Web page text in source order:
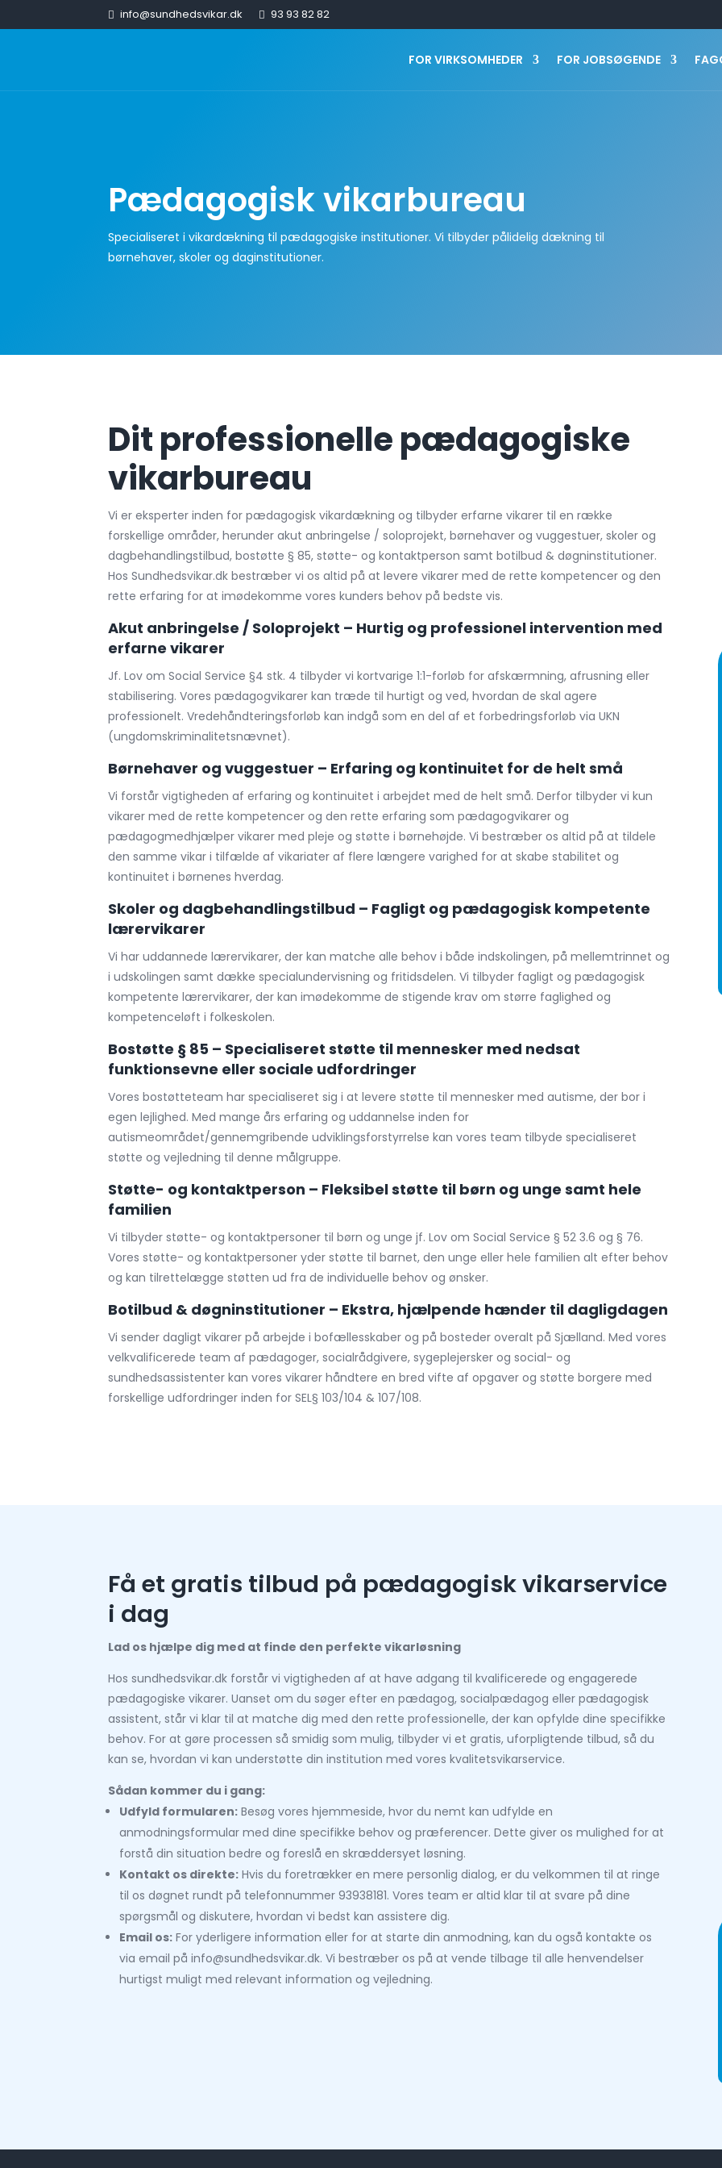
info@sundhedsvikar.dk 93 93 82 82
FOR VIRKSOMHEDER FOR JOBSØGENDE
Pædagogisk vikarbureau
Specialiseret i vikardækning til pædagogiske institutioner. Vi tilbyder pålidelig dækning til
børnehaver, skoler og daginstitutioner.
Dit professionelle pædagogiske
vikarbureau
Vi er eksperter inden for pædagogisk vikardækning og tilbyder erfarne vikarer til en række
forskellige områder, herunder akut anbringelse / soloprojekt, børnehaver og vuggestuer, skoler og
dagbehandlingstilbud, bostøtte § 85, støtte- og kontaktperson samt botilbud & døgninstitutioner.
Hos Sundhedsvikar.dk bestræber vi os altid på at levere vikarer med de rette kompetencer og den
rette erfaring for at imødekomme vores kunders behov på bedste vis.
Akut anbringelse / Soloprojekt – Hurtig og professionel intervention med
erfarne vikarer
Jf. Lov om Social Service §4 stk. 4 tilbyder vi kortvarige 1:1-forløb for afskærmning, afrusning eller
stabilisering. Vores pædagogvikarer kan træde til hurtigt og ved, hvordan de skal agere
professionelt. Vredehåndteringsforløb kan indgå som en del af et forbedringsforløb via UKN
(ungdomskriminalitetsnævnet).
Børnehaver og vuggestuer – Erfaring og kontinuitet for de helt små
Vi forstår vigtigheden af erfaring og kontinuitet i arbejdet med de helt små. Derfor tilbyder vi kun
vikarer med de rette kompetencer og den rette erfaring som pædagogvikarer og
pædagogmedhjælper vikarer med pleje og støtte i børnehøjde. Vi bestræber os altid på at tildele
den samme vikar i tilfælde af vikariater af flere længere varighed for at skabe stabilitet og
kontinuitet i børnenes hverdag.
Skoler og dagbehandlingstilbud – Fagligt og pædagogisk kompetente
lærervikarer
Vi har uddannede lærervikarer, der kan matche alle behov i både indskolingen, på mellemtrinnet og
i udskolingen samt dække specialundervisning og fritidsdelen. Vi tilbyder fagligt og pædagogisk
kompetente lærervikarer, der kan imødekomme de stigende krav om større faglighed og
kompetenceløft i folkeskolen.
Bostøtte § 85 – Specialiseret støtte til mennesker med nedsat
funktionsevne eller sociale udfordringer
Vores bostøtteteam har specialiseret sig i at levere støtte til mennesker med autisme, der bor i
egen lejlighed. Med mange års erfaring og uddannelse inden for
autismeområdet/gennemgribende udviklingsforstyrrelse kan vores team tilbyde specialiseret
støtte og vejledning til denne målgruppe.
Støtte- og kontaktperson – Fleksibel støtte til børn og unge samt hele
familien
Vi tilbyder støtte- og kontaktpersoner til børn og unge jf. Lov om Social Service § 52 3.6 og § 76.
Vores støtte- og kontaktpersoner yder støtte til barnet, den unge eller hele familien alt efter behov
og kan tilrettelægge støtten ud fra de individuelle behov og ønsker.
Botilbud & døgninstitutioner – Ekstra, hjælpende hænder til dagligdagen
Vi sender dagligt vikarer på arbejde i bofællesskaber og på bosteder overalt på Sjælland. Med vores
velkvalificerede team af pædagoger, socialrådgivere, sygeplejersker og social- og
sundhedsassistenter kan vores vikarer håndtere en bred vifte af opgaver og støtte borgere med
forskellige udfordringer inden for SEL§ 103/104 & 107/108.
Få et gratis tilbud på pædagogisk vikarservice
i dag
Lad os hjælpe dig med at finde den perfekte vikarløsning
Hos sundhedsvikar.dk forstår vi vigtigheden af at have adgang til kvalificerede og engagerede
pædagogiske vikarer. Uanset om du søger efter en pædagog, socialpædagog eller pædagogisk
assistent, står vi klar til at matche dig med den rette professionelle, der kan opfylde dine specifikke
behov. For at gøre processen så smidig som mulig, tilbyder vi et gratis, uforpligtende tilbud, så du
kan se, hvordan vi kan understøtte din institution med vores kvalitetsvikarservice.
Sådan kommer du i gang:
Udfyld formularen: Besøg vores hjemmeside, hvor du nemt kan udfylde en
anmodningsformular med dine specifikke behov og præferencer. Dette giver os mulighed for at
forstå din situation bedre og foreslå en skræddersyet løsning.
Kontakt os direkte: Hvis du foretrækker en mere personlig dialog, er du velkommen til at ringe
til os døgnet rundt på telefonnummer 93938181. Vores team er altid klar til at svare på dine
spørgsmål og diskutere, hvordan vi bedst kan assistere dig.
Email os: For yderligere information eller for at starte din anmodning, kan du også kontakte os
via email påinfo@sundhedsvikar.dk. Vi bestræber os på at vende tilbage til alle henvendelser
hurtigst muligt med relevant information og vejledning.